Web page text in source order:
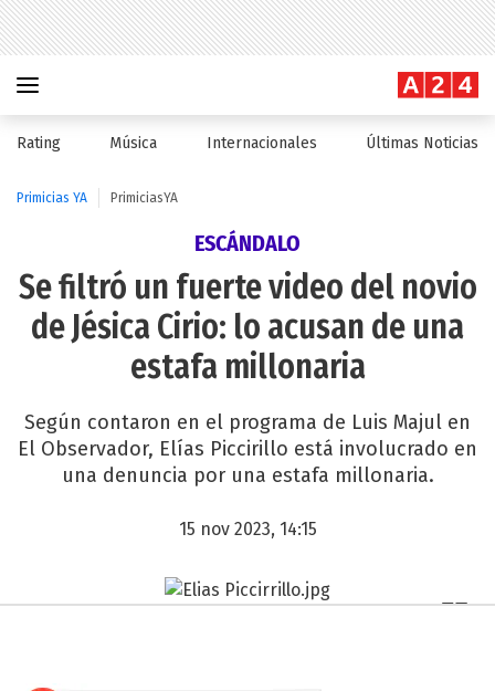
Rating Música Internacionales Últimas Noticias
Primicias YA PrimiciasYA
ESCÁNDALO
Se filtró un fuerte video del novio
de Jésica Cirio: lo acusan de una
estafa millonaria
Según contaron en el programa de Luis Majul en
El Observador, Elías Piccirillo está involucrado en
una denuncia por una estafa millonaria.
15 nov 2023, 14:15